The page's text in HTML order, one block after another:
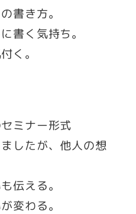
書き方。
書く気持ち。
く。
ミナー形式
したが、他人の想
伝える。
変わる。